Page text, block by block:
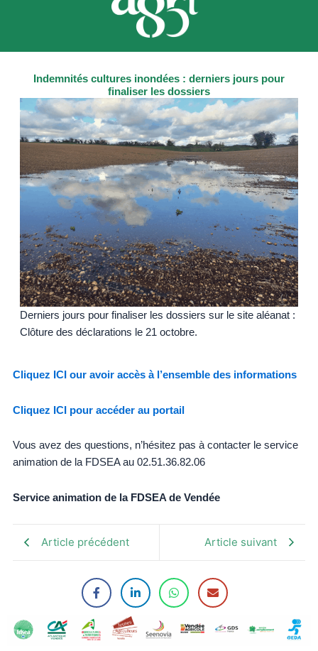
Indemnités cultures inondées : derniers jours pour
finaliser les dossiers
Derniers jours pour finaliser les dossiers sur le site aléanat :
Clôture des déclarations le 21 octobre.
Cliquez ICI our avoir accès à l’ensemble des informations
Cliquez ICI pour accéder au portail
Vous avez des questions, n’hésitez pas à contacter le service
animation de la FDSEA au 02.51.36.82.06
Service animation de la FDSEA de Vendée
Article précédent Article suivant